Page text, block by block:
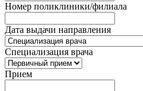
Номер поликлиники/филиала
Дата выдачи направления
Специализация врача
Прием